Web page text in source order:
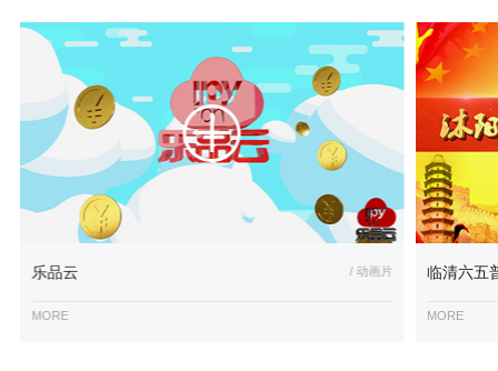
乐品云 / 动画片
MORE
临清六五
MORE